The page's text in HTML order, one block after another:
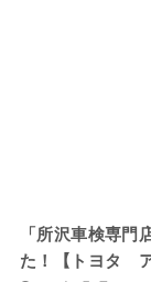
「所沢車検専
た！【トヨタ